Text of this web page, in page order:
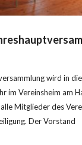
wird in
im Vereinsheim am
Mitglieder des
Der Vorstand